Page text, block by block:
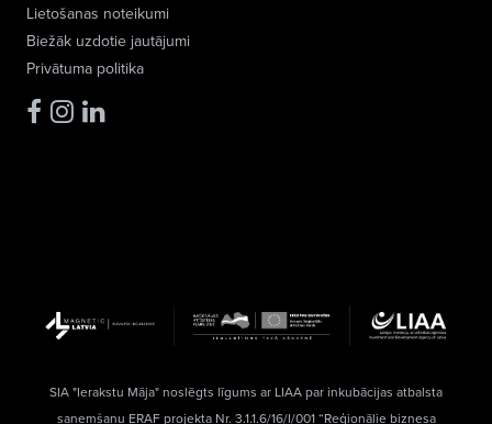
Lietošanas noteikumi
Biežāk uzdotie jautājumi
Privātuma politika
SIA "Ierakstu Māja" noslēgts līgums ar LIAA par inkubācijas atbalsta
saņemšanu ERAF projekta Nr. 3.1.1.6/16/I/001 “Reģionālie biznesa